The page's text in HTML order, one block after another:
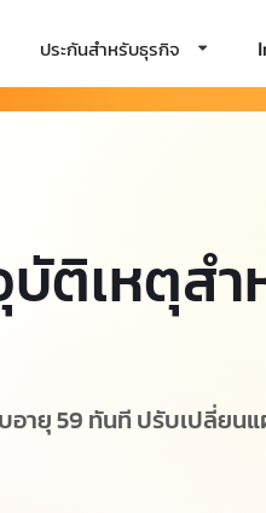
ประกันสำหรับธุรกิจ
ติเหตุสำ
อายุ 59 ทันที ปรับเปลี่ยน